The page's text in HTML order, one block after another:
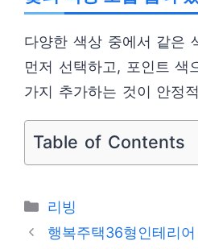
다양한 색상 중에서 같은
먼저 선택하고, 포인트 색
가지 추가하는 것이 안정
Table of Contents
카
테
리빙
행복주택36형인테리